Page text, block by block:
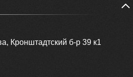
Кронштадтский б-р 39 к1